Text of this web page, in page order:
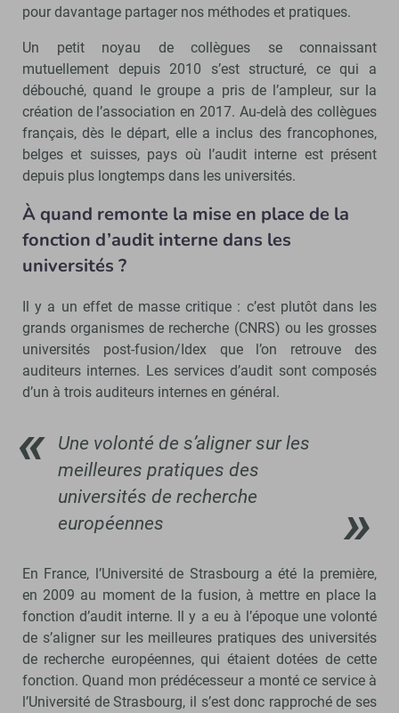
pour davantage partager nos méthodes et pratiques.
Un petit noyau de collègues se connaissant
mutuellement depuis 2010 s’est structuré, ce qui a
débouché, quand le groupe a pris de l’ampleur, sur la
création de l’association en 2017. Au-delà des collègues
français, dès le départ, elle a inclus des francophones,
belges et suisses, pays où l’audit interne est présent
depuis plus longtemps dans les universités.
À quand remonte la mise en place de la
fonction d’audit interne dans les
universités ?
Il y a un effet de masse critique : c’est plutôt dans les
grands organismes de recherche (CNRS) ou les grosses
universités post-fusion/Idex que l’on retrouve des
auditeurs internes. Les services d’audit sont composés
d’un à trois auditeurs internes en général.
Une volonté de s’aligner sur les
meilleures pratiques des
universités de recherche
européennes
En France, l’Université de Strasbourg a été la première,
en 2009 au moment de la fusion, à mettre en place la
fonction d’audit interne. Il y a eu à l’époque une volonté
de s’aligner sur les meilleures pratiques des universités
de recherche européennes, qui étaient dotées de cette
fonction. Quand mon prédécesseur a monté ce service à
l’Université de Strasbourg, il s’est donc rapproché de ses